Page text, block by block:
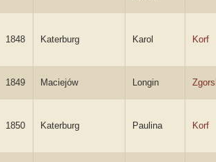
1848 Katerburg Karol Korf
1849 Maciejów Longin
1850 Katerburg Paulina Korf